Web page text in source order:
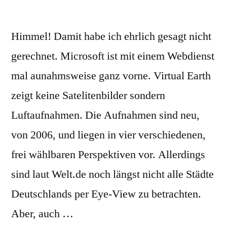
Himmel! Damit habe ich ehrlich gesagt nicht
gerechnet. Microsoft ist mit einem Webdienst
mal aunahmsweise ganz vorne. Virtual Earth
zeigt keine Satelitenbilder sondern
Luftaufnahmen. Die Aufnahmen sind neu,
von 2006, und liegen in vier verschiedenen,
frei wählbaren Perspektiven vor. Allerdings
sind laut Welt.de noch längst nicht alle Städte
Deutschlands per Eye-View zu betrachten.
Aber, auch …